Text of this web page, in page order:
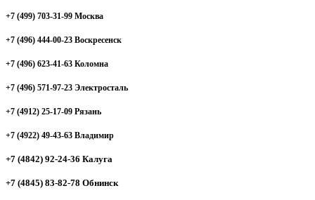
+7 (499) 703-31-99 Москва
+7 (496) 444-00-23 Воскресенск
+7 (496) 623-41-63 Коломна
+7 (496) 571-97-23 Электросталь
+7 (4912) 25-17-09 Рязань
+7 (4922) 49-43-63 Владимир
+7 (4842) 92-24-36 Калуга
+7 (4845) 83-82-78 Обнинск